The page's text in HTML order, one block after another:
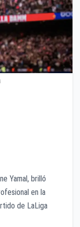
Yamal, brilló
en la
de LaLiga